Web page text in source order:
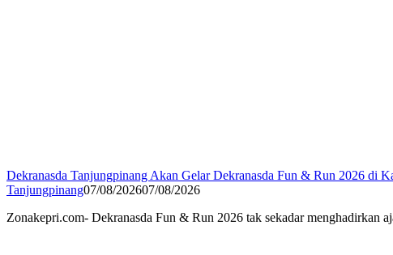
Dekranasda Tanjungpinang Akan Gelar Dekranasda Fun & Run 2026 di
Tanjungpinang07/08/202607/08/2026
Zonakepri.com- Dekranasda Fun & Run 2026 tak sekadar menghadirkan